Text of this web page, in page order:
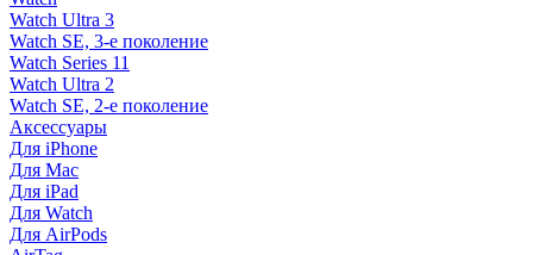
Watch Ultra 3
Watch SE, 3-е поколение
Watch Series 11
Watch Ultra 2
Watch SE, 2-е поколение
Аксессуары
Для iPhone
Для Mac
Для iPad
Для Watch
Для AirPods